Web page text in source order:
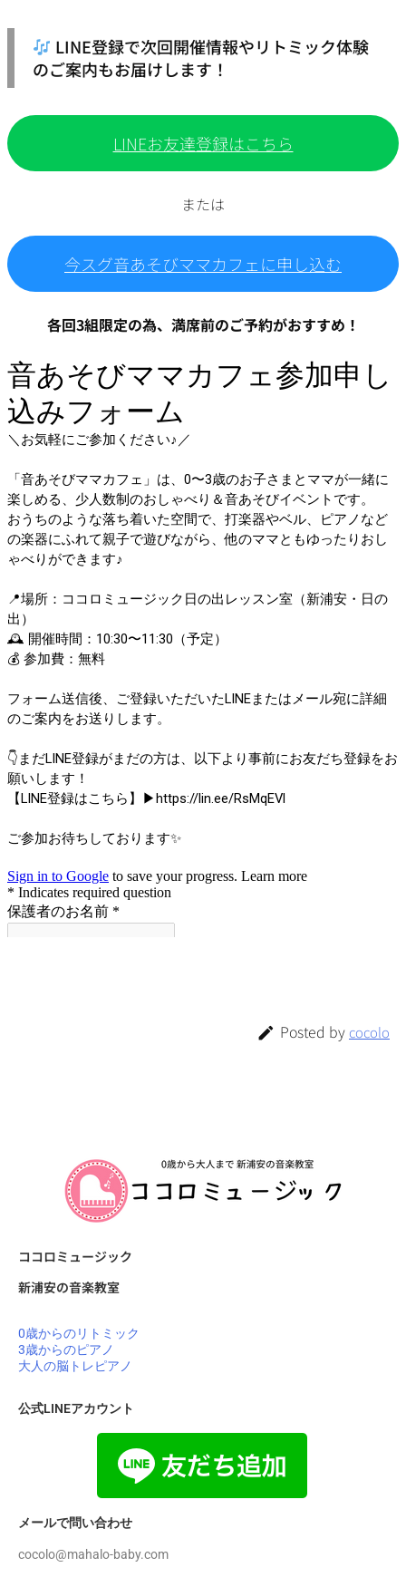
LINE登録で次回開催情報やリトミック体験
のご案内もお届けします！
LINEお友達登録はこちら
または
今スグ音あそびママカフェに申し込む
各回3組限定の為、満席前のご予約がおすすめ！
 Posted by cocolo
ココロミュージック
新浦安の音楽教室
0歳からのリトミック
3歳からのピアノ
大人の脳トレピアノ
公式LINEアカウント
メールで問い合わせ
cocolo@mahalo-baby.com